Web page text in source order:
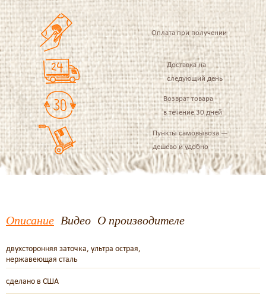
Оплата при получении
Доставка на
следующий день
Возврат товара
в течение 30 дней
Пункты самовывоза —
дешево и удобно
Описание Видео О производителе
двухсторонняя заточка, ультра острая,
нержавеющая сталь
сделано в США